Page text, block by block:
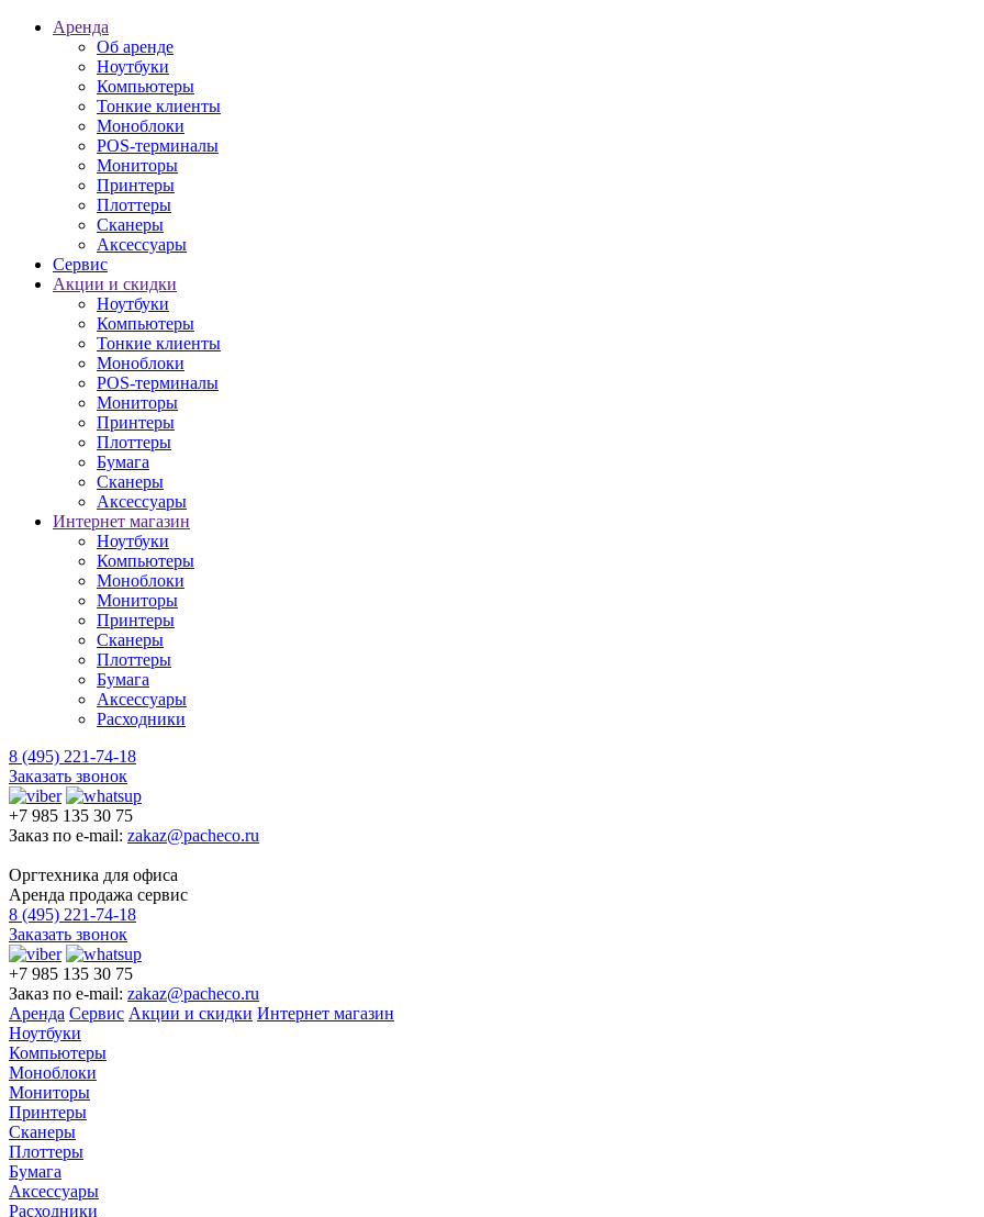
Аренда
Об аренде
Ноутбуки
Компьютеры
Тонкие клиенты
Моноблоки
POS-терминалы
Мониторы
Принтеры
Плоттеры
Сканеры
Аксессуары
Сервис
Акции и скидки
Ноутбуки
Компьютеры
Тонкие клиенты
Моноблоки
POS-терминалы
Мониторы
Принтеры
Плоттеры
Бумага
Сканеры
Аксессуары
Интернет магазин
Ноутбуки
Компьютеры
Моноблоки
Мониторы
Принтеры
Сканеры
Плоттеры
Бумага
Аксессуары
Расходники
8 (495) 221-74-18
Заказать звонок
+7 985 135 30 75
Заказ по e-mail: zakaz@pacheco.ru
Оргтехника для офиса
Аренда продажа сервис
8 (495) 221-74-18
Заказать звонок
+7 985 135 30 75
Заказ по e-mail: zakaz@pacheco.ru
Аренда Сервис Акции и скидки Интернет магазин
Ноутбуки
Компьютеры
Моноблоки
Мониторы
Принтеры
Сканеры
Плоттеры
Бумага
Аксессуары
Расходники